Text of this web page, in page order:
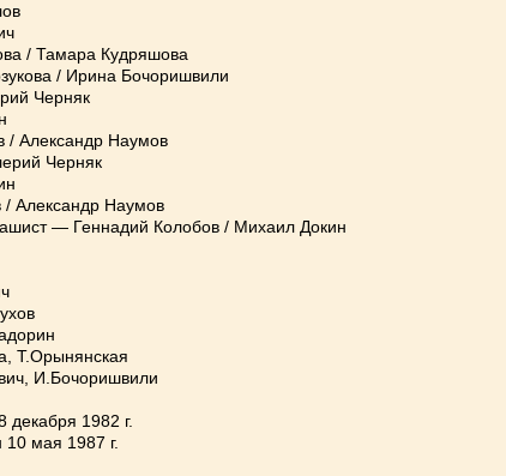
/ Тамара Кудряшова
/ Ирина Бочоришвили
Черняк
Александр Наумов
Черняк
Александр Наумов
— Геннадий Колобов / Михаил Докин
Т.Орынянская
И.Бочоришвили
декабря 1982 г.
10 мая 1987 г.